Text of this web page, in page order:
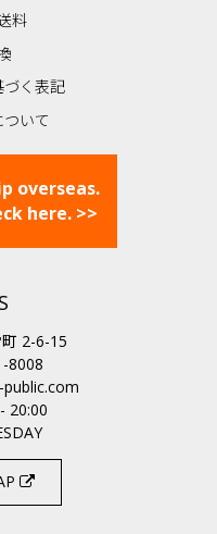
料
く表記
いて
overseas.
here. >>
2-6-15
8008
20:00